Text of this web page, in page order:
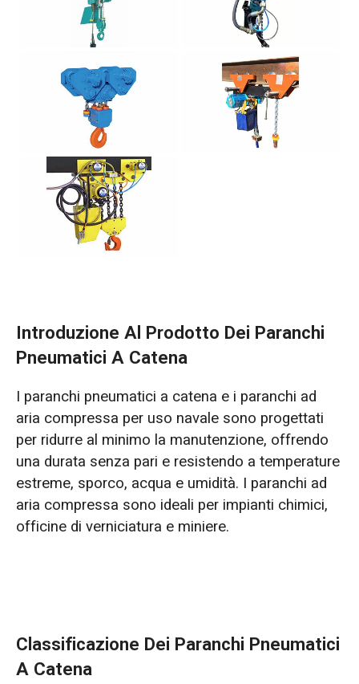
Introduzione Al Prodotto Dei Paranchi
Pneumatici A Catena
I paranchi pneumatici a catena e i paranchi ad
aria compressa per uso navale sono progettati
per ridurre al minimo la manutenzione, offrendo
una durata senza pari e resistendo a temperature
estreme, sporco, acqua e umidità. I paranchi ad
aria compressa sono ideali per impianti chimici,
officine di verniciatura e miniere.
Classificazione Dei Paranchi Pneumatici
A Catena